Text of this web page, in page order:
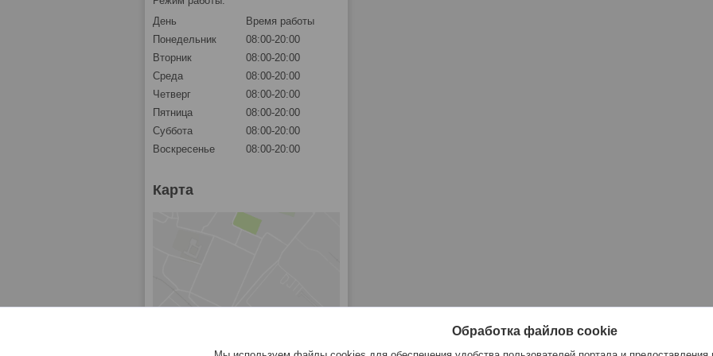
День
Время работы
Понедельник
08:00-20:00
Вторник
08:00-20:00
Среда
08:00-20:00
Четверг
08:00-20:00
Пятница
08:00-20:00
Суббота
08:00-20:00
Воскресенье
08:00-20:00
Карта
Обработка файлов cookie